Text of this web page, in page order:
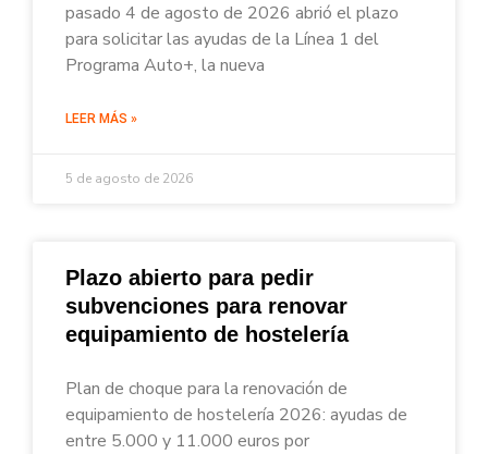
pasado 4 de agosto de 2026 abrió el plazo
para solicitar las ayudas de la Línea 1 del
Programa Auto+, la nueva
LEER MÁS »
5 de agosto de 2026
Plazo abierto para pedir
subvenciones para renovar
equipamiento de hostelería
Plan de choque para la renovación de
equipamiento de hostelería 2026: ayudas de
entre 5.000 y 11.000 euros por